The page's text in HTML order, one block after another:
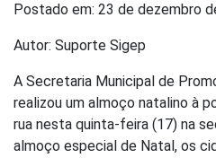
Postado em: 23 de dezembro
Autor: Suporte Sigep
A Secretaria Municipal de
realizou um almoço natalino à
rua nesta quinta-feira (17) na
almoço especial de Natal, os